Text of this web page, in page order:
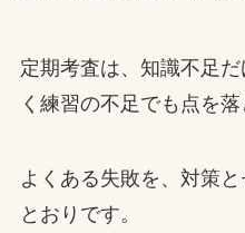
定期考査は、知識不足
く練習の不足でも点を落
よくある失敗を、対策
とおりです。